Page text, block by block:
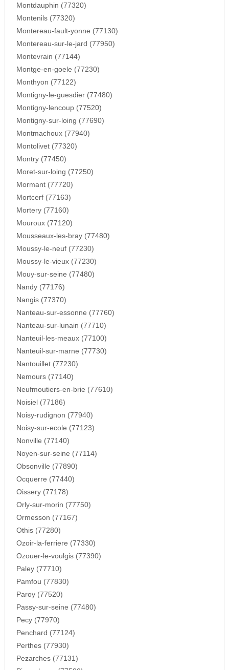
Montdauphin (77320)
Montenils (77320)
Montereau-fault-yonne (77130)
Montereau-sur-le-jard (77950)
Montevrain (77144)
Montge-en-goele (77230)
Monthyon (77122)
Montigny-le-guesdier (77480)
Montigny-lencoup (77520)
Montigny-sur-loing (77690)
Montmachoux (77940)
Montolivet (77320)
Montry (77450)
Moret-sur-loing (77250)
Mormant (77720)
Mortcerf (77163)
Mortery (77160)
Mouroux (77120)
Mousseaux-les-bray (77480)
Moussy-le-neuf (77230)
Moussy-le-vieux (77230)
Mouy-sur-seine (77480)
Nandy (77176)
Nangis (77370)
Nanteau-sur-essonne (77760)
Nanteau-sur-lunain (77710)
Nanteuil-les-meaux (77100)
Nanteuil-sur-marne (77730)
Nantouillet (77230)
Nemours (77140)
Neufmoutiers-en-brie (77610)
Noisiel (77186)
Noisy-rudignon (77940)
Noisy-sur-ecole (77123)
Nonville (77140)
Noyen-sur-seine (77114)
Obsonville (77890)
Ocquerre (77440)
Oissery (77178)
Orly-sur-morin (77750)
Ormesson (77167)
Othis (77280)
Ozoir-la-ferriere (77330)
Ozouer-le-voulgis (77390)
Paley (77710)
Pamfou (77830)
Paroy (77520)
Passy-sur-seine (77480)
Pecy (77970)
Penchard (77124)
Perthes (77930)
Pezarches (77131)